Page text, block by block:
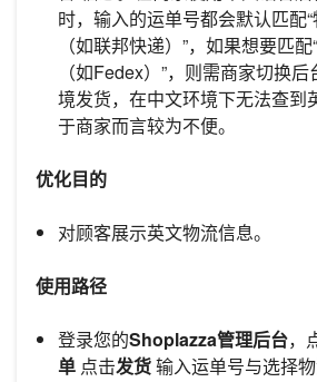
时，输入的运单号都会默认匹配
（如联邦快递）”，如果想要匹
（如Fedex）”，则需商家切换后
境发货，在中文环境下无法查到
于商家而言较为不便。
优化目的
对顾客展示英文物流信息。
使用路径
登录您的Shoplazza管理后台，
单 点击发货输入运单号与选择物